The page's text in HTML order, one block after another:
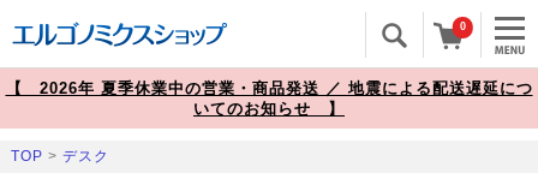
0
【 2026年 夏季休業中の営業・商品発送 ／ 地震による配送遅延につ
いてのお知らせ 】
TOP > デスク